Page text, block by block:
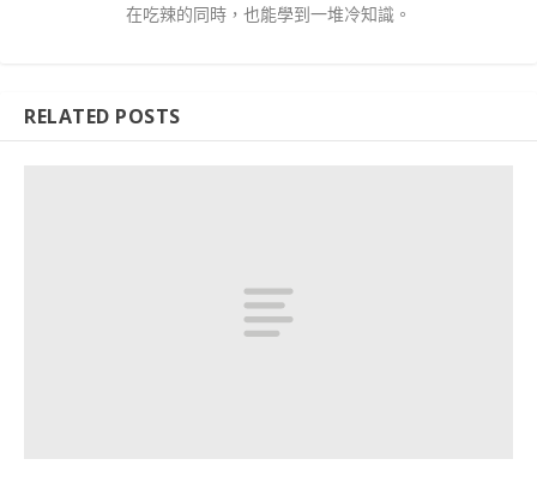
在吃辣的同時，也能學到一堆冷知識。
RELATED POSTS